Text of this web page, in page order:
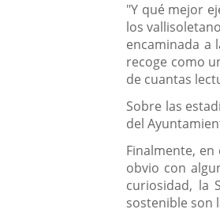
"Y qué mejor
los
encaminada a
recoge como
de cuantas
Sobre las
del
Finalmente,
obvio con
curiosidad, la
sostenible son